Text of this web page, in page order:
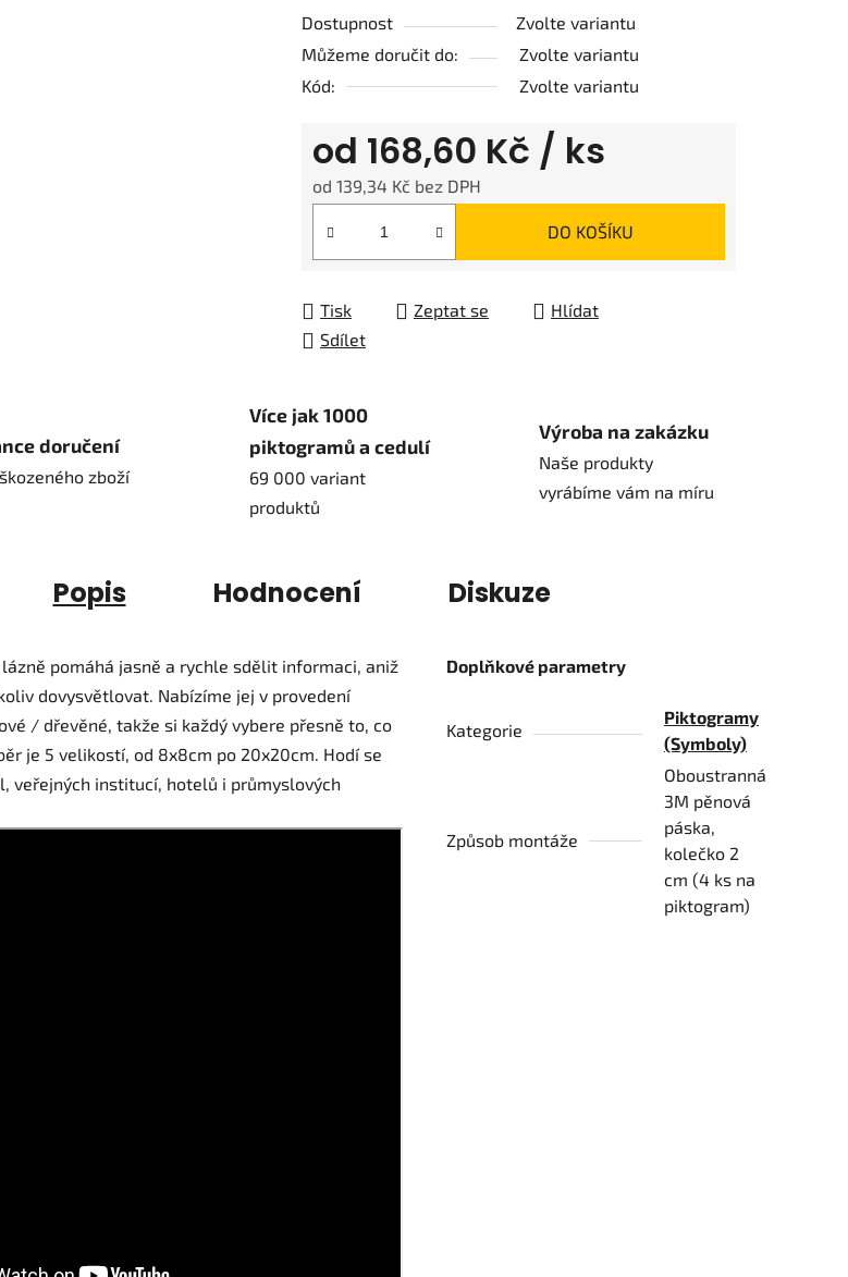
Dostupnost
Zvolte variantu
Můžeme doručit do:
Zvolte variantu
Kód:
Zvolte variantu
od 168,60 Kč / ks
od 139,34 Kč bez DPH
DO KOŠÍKU
Tisk Zeptat se
Hlídat
Sdílet
doručení
zboží
Více jak 1000
piktogramů a cedulí
69 000 variant
produktů
Výroba na zakázku
Naše produkty
vyrábíme vám na míru
Popis Hodnocení Diskuze
pomáhá jasně a rychle sdělit informaci, aniž
dovysvětlovat. Nabízíme jej v provedení
/ dřevěné, takže si každý vybere přesně to, co
je 5 velikostí, od 8x8cm po 20x20cm. Hodí se
veřejných institucí, hotelů i průmyslových
Doplňkové parametry
Kategorie
Piktogramy
(Symboly)
Způsob montáže
Oboustranná
3M pěnová
páska,
kolečko 2
cm (4 ks na
piktogram)